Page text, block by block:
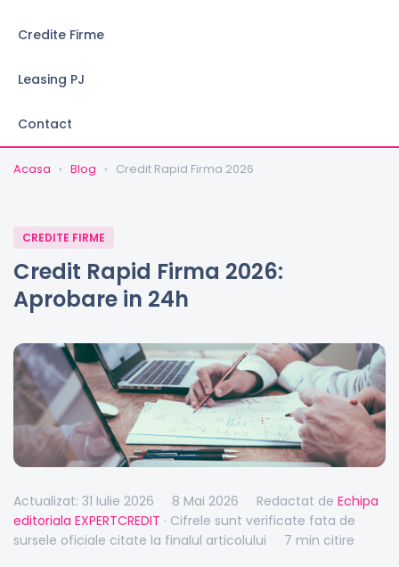
Credite Firme
Leasing PJ
Contact
Acasa › Blog › Credit Rapid Firma 2026
CREDITE FIRME
Credit Rapid Firma 2026:
Aprobare in 24h
Actualizat: 31 Iulie 2026 8 Mai 2026 Redactat de Echipa
editoriala EXPERTCREDIT · Cifrele sunt verificate fata de
sursele oficiale citate la finalul articolului
7 min citire